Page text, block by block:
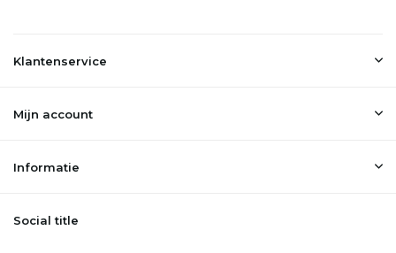
Klantenservice
Mijn account
Informatie
Social title